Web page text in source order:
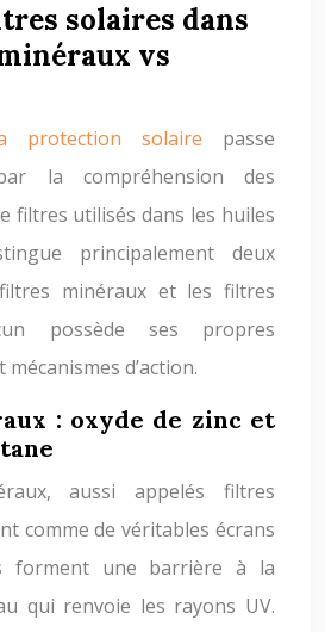
solaires dans
vs
protection solaire passe
la compréhension des
filtres utilisés dans les huiles
principalement deux
minéraux et les filtres
possède ses propres
d’action.
: oxyde de zinc et
aussi appelés filtres
comme de véritables écrans
forment une barrière à la
qui renvoie les rayons UV.